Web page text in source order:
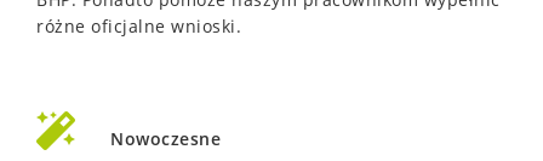
różne oficjalne wnioski.
Nowoczesne